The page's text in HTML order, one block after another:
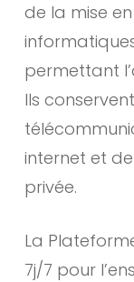
de la mise
permettant
Ils
internet et
privée.
La
7j/7 pour